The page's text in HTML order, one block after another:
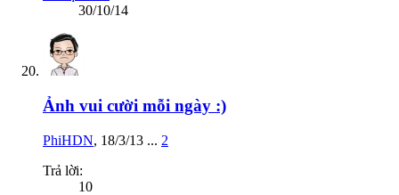
30/10/14
Ảnh vui cười mỗi ngày :)
PhiHDN, 18/3/13 ... 2
Trả lời:
10